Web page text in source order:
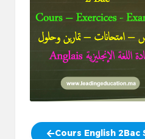
Cours English 2Bac